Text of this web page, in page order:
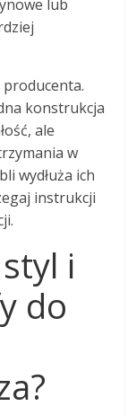
lub
konstrukcja
ale
w
wydłuża ich
instrukcji
i
do